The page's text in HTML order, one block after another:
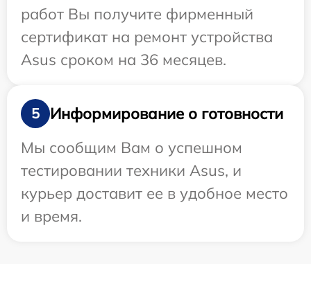
работ Вы получите фирменный
сертификат на ремонт устройства
Asus сроком на 36 месяцев.
5
Информирование о готовности
Мы сообщим Вам о успешном
тестировании техники Asus, и
курьер доставит ее в удобное место
и время.